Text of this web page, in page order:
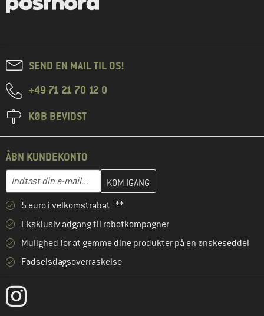
SEND EN MAIL TIL OS!
+49 71 21 70 12 0
KØB BEVIDST
ÅBN KUNDEKONTO
E-mail-adresse
Indtast din e-mailadresse her, og opret i næste trin din
5 euro i velkomstrabat **
Eksklusiv adgang til rabatkampagner
Mulighed for at gemme dine produkter på en ønskeseddel
Fødselsdagsoverraskelse